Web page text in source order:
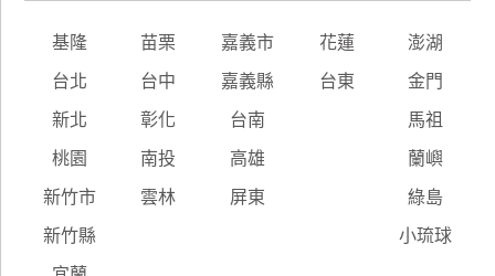
基隆 苗栗 嘉義市 花蓮 澎湖
台北 台中 嘉義縣 台東 金門
新北 彰化 台南 馬祖
桃園 南投 高雄 蘭嶼
新竹市 雲林 屏東 綠島
新竹縣 小琉球